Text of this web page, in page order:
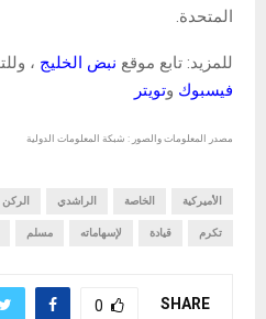
المتحدة.
للمزيد: تابع موقع نبض الخليج ،
فيسبوك وتويتر
مصدر المعلومات والصور : شبكة المعلومات الدولية
الأميركية الخاصة الراشدي الركن
تكرم قيادة لإسهاماته مسلم
SHARE
0